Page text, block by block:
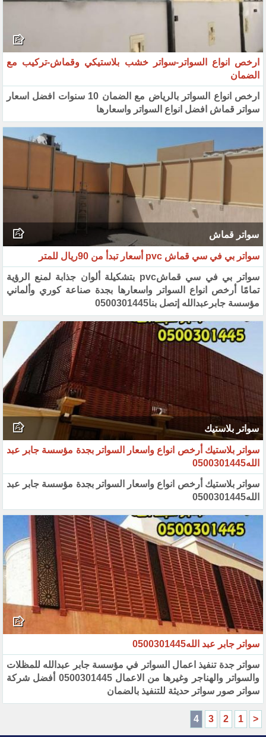
ارخص انواع السواتر-سواتر خشب بلاستيكي وقماش-تركيب مع
الضمان
ارخص انواع السواتر بالرياض مع الضمان 10 سنوات افضل اسعار
سواتر قماش افضل انواع السواتر واسعارها
سواتر قماش
سواتر بي في سي قماش pvc أسعار تبدأ من 90ريال للمتر
سواتر بي في سي قماشpvc بتشكيلة ألوان جذابة لمنع الرؤية
تمامًا أرخص انواع السواتر واسعارها بجدة صناعة كوري وألماني
مؤسسة جابرعبدالله إتصل بنا0500301445
سواتر بلاستيك
سواتر بلاستيك أرخص انواع واسعار السواتر بجدة مؤسسة جابر عبد
الله0500301445
سواتر بلاستيك أرخص انواع واسعار السواتر بجدة مؤسسة جابر عبد
الله0500301445
سواتر جابر عبد الله0500301445
سواتر جدة تنفيذ اعمال السواتر في مؤسسة جابر عبدالله للمظلات
والسواتر والهناجر وغيرها من الاعمال 0500301445 أفضل شركة
سواتر صور سواتر حديثة للتنفيذ بالضمان
<
1
2
3
4